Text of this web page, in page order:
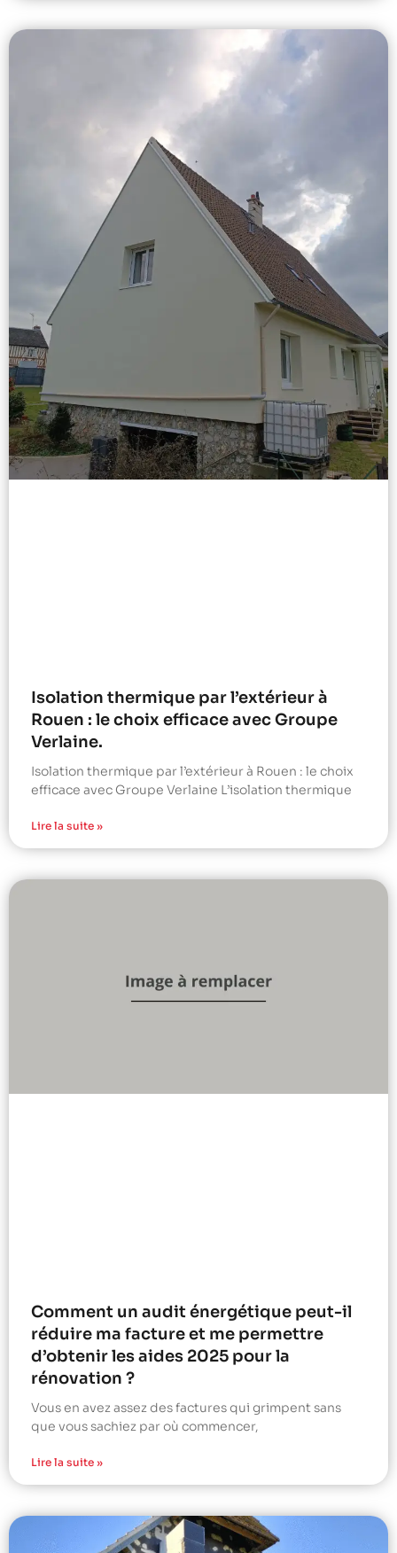
Isolation thermique par l’extérieur à
Rouen : le choix efficace avec Groupe
Verlaine.
Isolation thermique par l’extérieur à Rouen : le choix
efficace avec Groupe Verlaine L’isolation thermique
Lire la suite »
Comment un audit énergétique peut-il
réduire ma facture et me permettre
d’obtenir les aides 2025 pour la
rénovation ?
Vous en avez assez des factures qui grimpent sans
que vous sachiez par où commencer,
Lire la suite »